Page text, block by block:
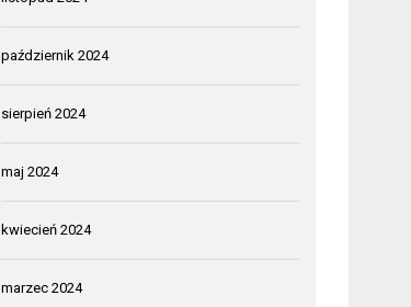
październik 2024
sierpień 2024
maj 2024
kwiecień 2024
marzec 2024